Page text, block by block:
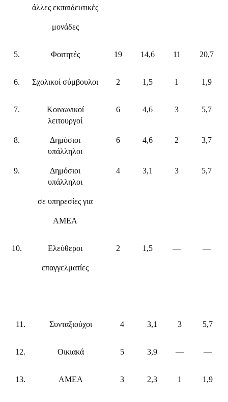
άλλες εκπαιδευτικές
μονάδες
5. Φοιτητές 19 14,6 11 20,7
6. Σχολικοί σύμβουλοι 2 1,5 1 1,9
7.
Κοινωνικοί
λειτουργοί
6 4,6 3 5,7
8.
Δημόσιοι
υπάλληλοι
6 4,6 2 3,7
9.
Δημόσιοι
υπάλληλοι
σε υπηρεσίες για
ΑΜΕΑ
4 3,1 3 5,7
10. Ελεύθεροι
επαγγελματίες
2 1,5 — —
11. Συνταξιούχοι 4 3,1 3 5,7
12. Οικιακά 5 3,9 — —
13. ΑΜΕΑ 3 2,3 1 1,9